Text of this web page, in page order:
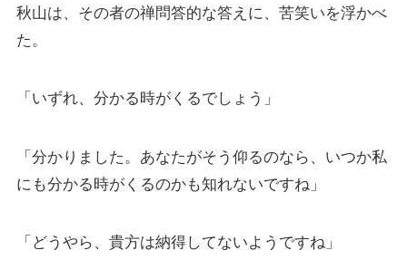
秋山は、その者の禅問答的な答えに、苦笑いを浮かべ
た。
「いずれ、分かる時がくるでしょう」
「分かりました。あなたがそう仰るのなら、いつか私
にも分かる時がくるのかも知れないですね」
「どうやら、貴方は納得してないようですね」